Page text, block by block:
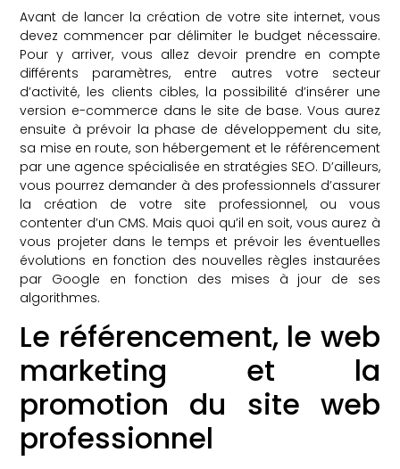
Avant de lancer la création de votre site internet, vous
devez commencer par délimiter le budget nécessaire.
Pour y arriver, vous allez devoir prendre en compte
différents paramètres, entre autres votre secteur
d’activité, les clients cibles, la possibilité d’insérer une
version e-commerce dans le site de base. Vous aurez
ensuite à prévoir la phase de développement du site,
sa mise en route, son hébergement et le référencement
par une agence spécialisée en stratégies SEO. D’ailleurs,
vous pourrez demander à des professionnels d’assurer
la création de votre site professionnel, ou vous
contenter d’un CMS. Mais quoi qu’il en soit, vous aurez à
vous projeter dans le temps et prévoir les éventuelles
évolutions en fonction des nouvelles règles instaurées
par Google en fonction des mises à jour de ses
algorithmes.
Le référencement, le web
marketing et la
promotion du site web
professionnel